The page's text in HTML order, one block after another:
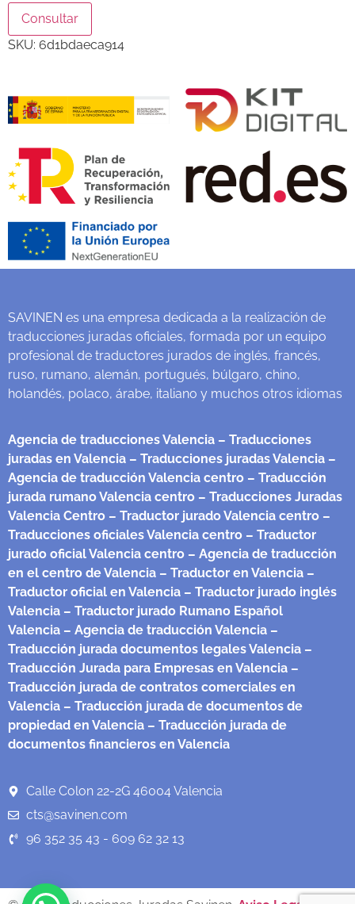
Consultar
SKU: 6d1bdaeca914
SAVINEN es una empresa dedicada a la realización de
traducciones juradas oficiales, formada por un equipo
profesional de traductores jurados de inglés, francés,
ruso, rumano, alemán, portugués, búlgaro, chino,
holandés, polaco, árabe, italiano y muchos otros idiomas
Agencia de traducciones Valencia – Traducciones
juradas en Valencia – Traducciones juradas Valencia –
Agencia de traducción Valencia centro – Traducción
jurada rumano Valencia centro – Traducciones Juradas
Valencia Centro – Traductor jurado Valencia centro –
Traducciones oficiales Valencia centro – Traductor
jurado oficial Valencia centro – Agencia de traducción
en el centro de Valencia – Traductor en Valencia –
Traductor oficial en Valencia – Traductor jurado inglés
Valencia – Traductor jurado Rumano Español
Valencia – Agencia de traducción Valencia –
Traducción jurada documentos legales Valencia –
Traducción Jurada para Empresas en Valencia –
Traducción jurada de contratos comerciales en
Valencia – Traducción jurada de documentos de
propiedad en Valencia – Traducción jurada de
documentos financieros en Valencia
Calle Colon 22-2G 46004 Valencia
cts@savinen.com
96 352 35 43 - 609 62 32 13